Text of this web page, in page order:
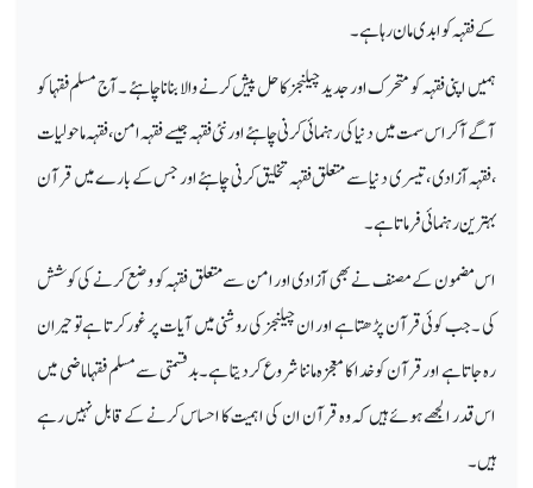
کے فقہہ کو ابدی مان رہا ہے۔
ہمیں اپنی فقہہ کو متحرک اور جدید چیلنجز کا حل پیش کرنے والا بنانا چاہئے ۔آج مسلم فقہا کو
آگے آکر اس سمت میں دنیا کی رہنمائی کرنی چاہئے اورنئی فقہہ جیسے فقہہ امن ، فقہہ ماحولیات
،فقہہ آزادی ، تیسری دنیا سے متعلق فقہہ تخلیق کرنی چاہئے اور جس کے بارے میں قرآن
بہترین رہنمائی فرماتا ہے۔
اس مضمون کے مصنف نے بھی آزادی اور امن سے متعلق فقہہ کو وضع کرنے کی کوشش
کی ۔ جب کوئی قرآن پڑھتا ہے اور ان چیلنجز کی روشنی میں آیات پر غور کرتا ہے تو حیران
رہ جاتا ہے اور قرآن کو خدا کا معجزہ ماننا شرو ع کردیتا ہے۔ بدقسمتی سے مسلم فقہا ماضی میں
اس قدر الجھے ہوئے ہیں کہ وہ قرآن ان کی اہمیت کا احساس کرنے کے قابل نہیں رہے
ہیں۔